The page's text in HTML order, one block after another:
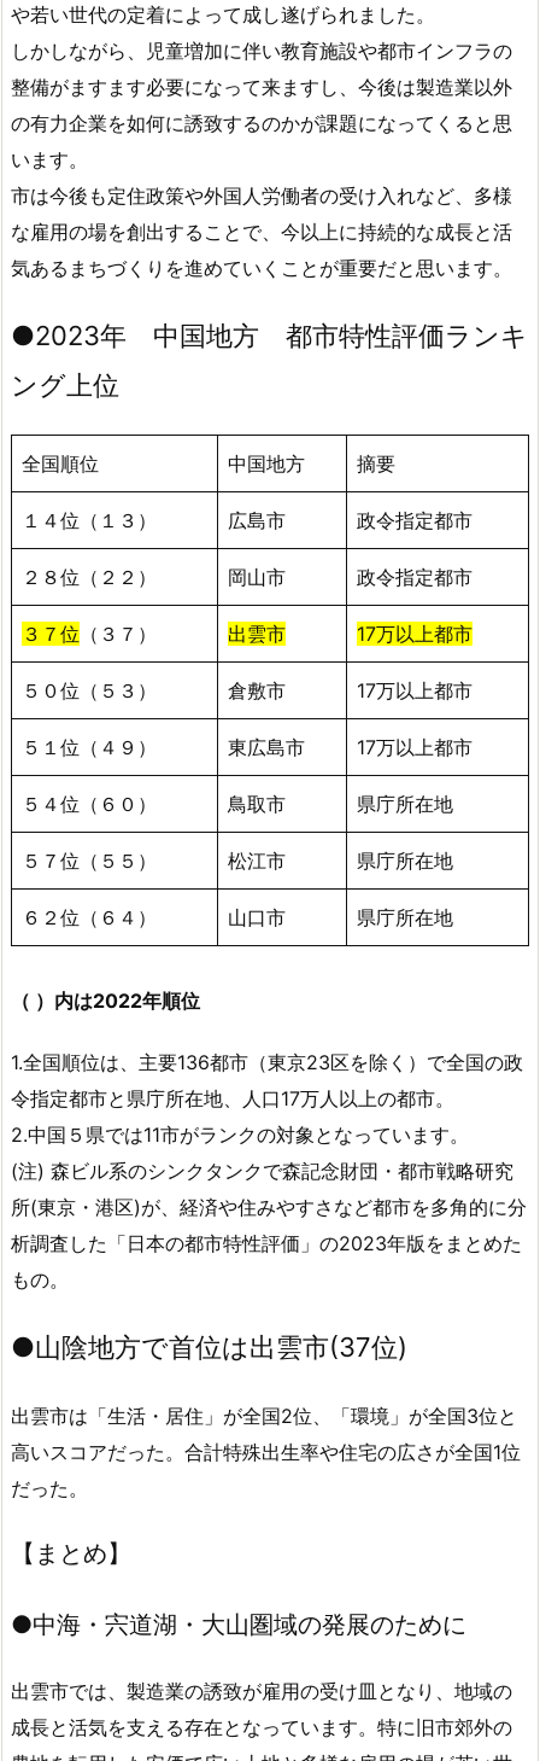
や若い世代の定着によって成し遂げられました。
しかしながら、児童増加に伴い教育施設や都市インフラの
整備がますます必要になって来ますし、今後は製造業以外
の有力企業を如何に誘致するのかが課題になってくると思
います。
市は今後も定住政策や外国人労働者の受け入れなど、多様
な雇用の場を創出することで、今以上に持続的な成長と活
気あるまちづくりを進めていくことが重要だと思います。
●2023年 中国地方 都市特性評価ランキ
ング上位
全国順位 中国地方 摘要
１４位（１３） 広島市 政令指定都市
２８位（２２） 岡山市 政令指定都市
３７位 （３７） 出雲市 17万以上都市
５０位（５３） 倉敷市 17万以上都市
５１位（４９） 東広島市 17万以上都市
５４位（６０） 鳥取市 県庁所在地
５７位（５５） 松江市 県庁所在地
６２位（６４） 山口市 県庁所在地
（ ）内は2022年順位
1.全国順位は、主要136都市（東京23区を除く）で全国の政
令指定都市と県庁所在地、人口17万人以上の都市。
2.中国５県では11市がランクの対象となっています。
(注) 森ビル系のシンクタンクで森記念財団・都市戦略研究
所(東京・港区)が、経済や住みやすさなど都市を多角的に分
析調査した「日本の都市特性評価」の2023年版をまとめた
もの。
●山陰地方で首位は出雲市(37位)
出雲市は「生活・居住」が全国2位、「環境」が全国3位と
高いスコアだった。合計特殊出生率や住宅の広さが全国1位
だった。
【まとめ】
●中海・宍道湖・大山圏域の発展のために
出雲市では、製造業の誘致が雇用の受け皿となり、地域の
成長と活気を支える存在となっています。特に旧市郊外の